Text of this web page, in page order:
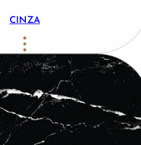
CINZA